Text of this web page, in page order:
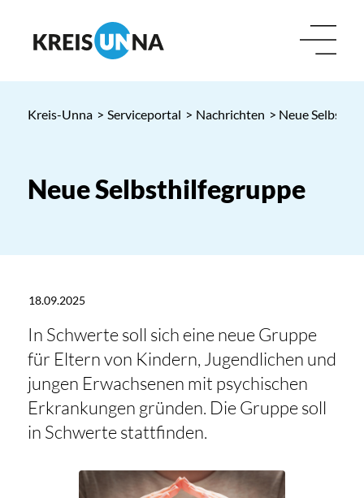
Kreis-Unna > Serviceportal > Nachrichten > Neue
Neue Selbsthilfegruppe
18.09.2025
In Schwerte soll sich eine neue Gruppe
für Eltern von Kindern, Jugendlichen und
jungen Erwachsenen mit psychischen
Erkrankungen gründen. Die Gruppe soll
in Schwerte stattfinden.